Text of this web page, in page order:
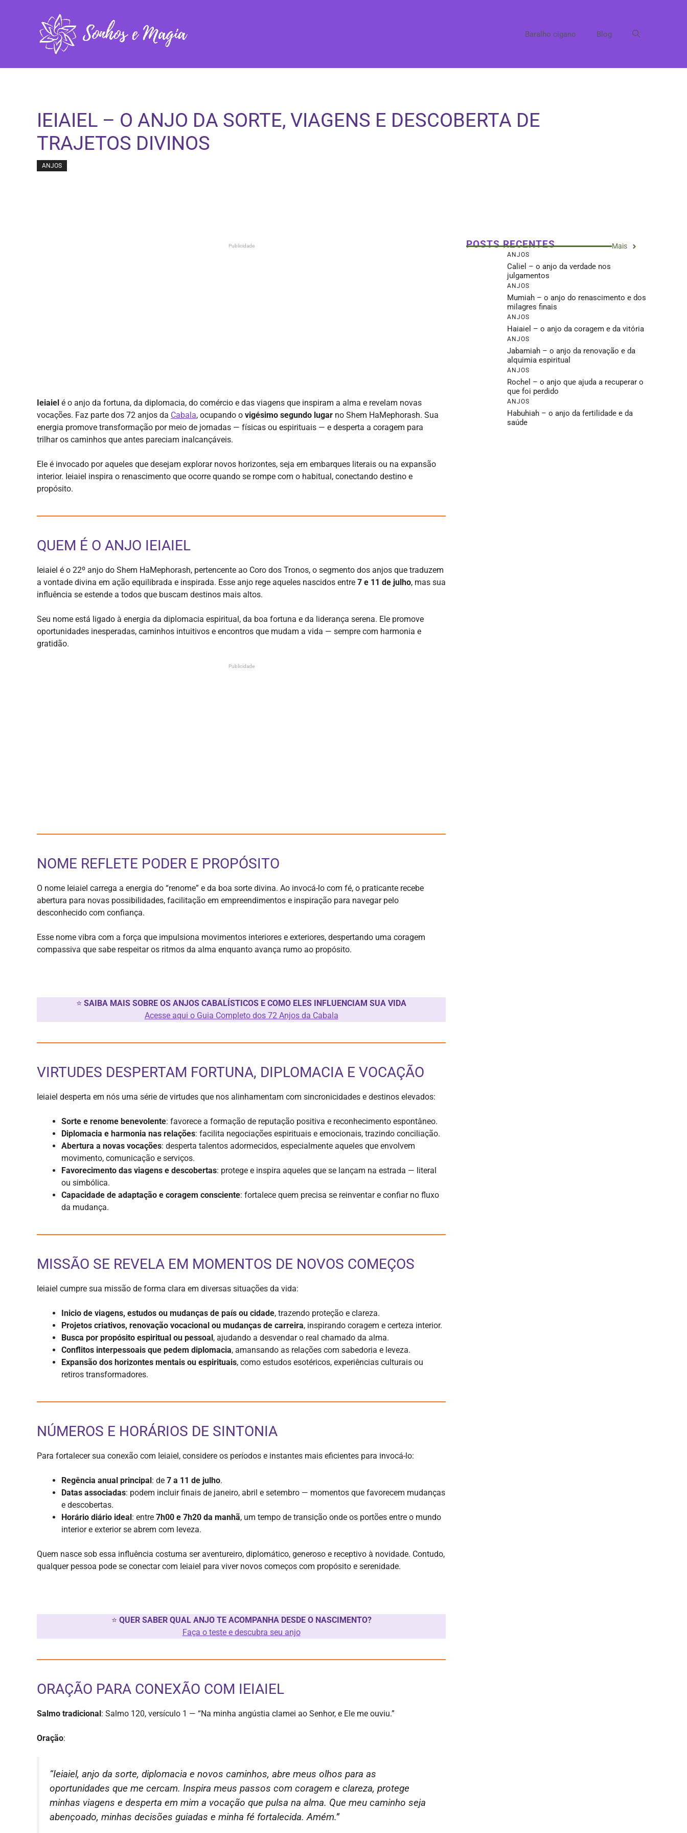
Baralho cigano Blog
IEIAIEL – O ANJO DA SORTE, VIAGENS E DESCOBERTA DE
TRAJETOS DIVINOS
ANJOS
Publicidade
Ieiaiel é o anjo da fortuna, da diplomacia, do comércio e das viagens que inspiram a alma e revelam novas
vocações. Faz parte dos 72 anjos da Cabala, ocupando o vigésimo segundo lugar no Shem HaMephorash. Sua
energia promove transformação por meio de jornadas — físicas ou espirituais — e desperta a coragem para
trilhar os caminhos que antes pareciam inalcançáveis.
Ele é invocado por aqueles que desejam explorar novos horizontes, seja em embarques literais ou na expansão
interior. Ieiaiel inspira o renascimento que ocorre quando se rompe com o habitual, conectando destino e
propósito.
QUEM É O ANJO IEIAIEL
Ieiaiel é o 22º anjo do Shem HaMephorash, pertencente ao Coro dos Tronos, o segmento dos anjos que traduzem
a vontade divina em ação equilibrada e inspirada. Esse anjo rege aqueles nascidos entre 7 e 11 de julho, mas sua
influência se estende a todos que buscam destinos mais altos.
Seu nome está ligado à energia da diplomacia espiritual, da boa fortuna e da liderança serena. Ele promove
oportunidades inesperadas, caminhos intuitivos e encontros que mudam a vida — sempre com harmonia e
gratidão.
Publicidade
NOME REFLETE PODER E PROPÓSITO
O nome Ieiaiel carrega a energia do “renome” e da boa sorte divina. Ao invocá-lo com fé, o praticante recebe
abertura para novas possibilidades, facilitação em empreendimentos e inspiração para navegar pelo
desconhecido com confiança.
Esse nome vibra com a força que impulsiona movimentos interiores e exteriores, despertando uma coragem
compassiva que sabe respeitar os ritmos da alma enquanto avança rumo ao propósito.
⭐ SAIBA MAIS SOBRE OS ANJOS CABALÍSTICOS E COMO ELES INFLUENCIAM SUA VIDA
Acesse aqui o Guia Completo dos 72 Anjos da Cabala
VIRTUDES DESPERTAM FORTUNA, DIPLOMACIA E VOCAÇÃO
Ieiaiel desperta em nós uma série de virtudes que nos alinhamentam com sincronicidades e destinos elevados:
Sorte e renome benevolente: favorece a formação de reputação positiva e reconhecimento espontâneo.
Diplomacia e harmonia nas relações: facilita negociações espirituais e emocionais, trazindo conciliação.
Abertura a novas vocações: desperta talentos adormecidos, especialmente aqueles que envolvem
movimento, comunicação e serviços.
Favorecimento das viagens e descobertas: protege e inspira aqueles que se lançam na estrada — literal
ou simbólica.
Capacidade de adaptação e coragem consciente: fortalece quem precisa se reinventar e confiar no fluxo
da mudança.
MISSÃO SE REVELA EM MOMENTOS DE NOVOS COMEÇOS
Ieiaiel cumpre sua missão de forma clara em diversas situações da vida:
Inicio de viagens, estudos ou mudanças de país ou cidade, trazendo proteção e clareza.
Projetos criativos, renovação vocacional ou mudanças de carreira, inspirando coragem e certeza interior.
Busca por propósito espiritual ou pessoal, ajudando a desvendar o real chamado da alma.
Conflitos interpessoais que pedem diplomacia, amansando as relações com sabedoria e leveza.
Expansão dos horizontes mentais ou espirituais, como estudos esotéricos, experiências culturais ou
retiros transformadores.
NÚMEROS E HORÁRIOS DE SINTONIA
Para fortalecer sua conexão com Ieiaiel, considere os períodos e instantes mais eficientes para invocá-lo:
Regência anual principal: de 7 a 11 de julho.
Datas associadas: podem incluir finais de janeiro, abril e setembro — momentos que favorecem mudanças
e descobertas.
Horário diário ideal: entre 7h00 e 7h20 da manhã, um tempo de transição onde os portões entre o mundo
interior e exterior se abrem com leveza.
Quem nasce sob essa influência costuma ser aventureiro, diplomático, generoso e receptivo à novidade. Contudo,
qualquer pessoa pode se conectar com Ieiaiel para viver novos começos com propósito e serenidade.
⭐ QUER SABER QUAL ANJO TE ACOMPANHA DESDE O NASCIMENTO?
Faça o teste e descubra seu anjo
ORAÇÃO PARA CONEXÃO COM IEIAIEL
Salmo tradicional: Salmo 120, versículo 1 — “Na minha angústia clamei ao Senhor, e Ele me ouviu.”
Oração:
“Ieiaiel, anjo da sorte, diplomacia e novos caminhos, abre meus olhos para as
oportunidades que me cercam. Inspira meus passos com coragem e clareza, protege
minhas viagens e desperta em mim a vocação que pulsa na alma. Que meu caminho seja
abençoado, minhas decisões guiadas e minha fé fortalecida. Amém.”
POSTS RECENTES Mais
ANJOS
Caliel – o anjo da verdade nos
julgamentos
ANJOS
Mumiah – o anjo do renascimento e dos
milagres finais
ANJOS
Haiaiel – o anjo da coragem e da vitória
ANJOS
Jabamiah – o anjo da renovação e da
alquimia espiritual
ANJOS
Rochel – o anjo que ajuda a recuperar o
que foi perdido
ANJOS
Habuhiah – o anjo da fertilidade e da
saúde